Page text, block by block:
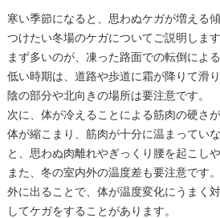
寒い季節になると、思わぬケガが増える
つけたい冬場のケガについてご説明します
まず多いのが、凍った路面での転倒によ
低い時期は、道路や歩道に霜が降りて滑
陰の部分や北向きの場所は要注意です。
次に、体が冷えることによる筋肉の硬さ
体が縮こまり、筋肉が十分に温まってい
と、思わぬ肉離れやぎっくり腰を起こし
また、冬の室内外の温度差も要注意です
外に出ることで、体が温度変化にうまく
してケガをすることがあります。